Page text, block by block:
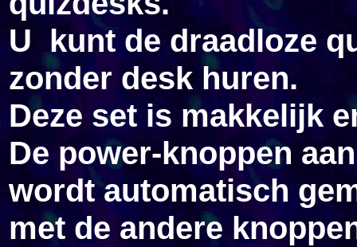
U kunt de draadloze
zonder desk huren.
Deze set is makkelijk
De power-knoppen
wordt automatisch
met de andere